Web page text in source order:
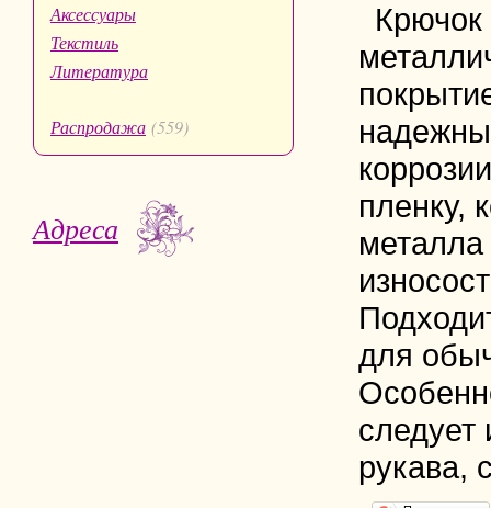
Аксессуары
Текстиль
Литература
Распродажа (559)
Адреса
Крючок
пленку,
для
следует
рукава,